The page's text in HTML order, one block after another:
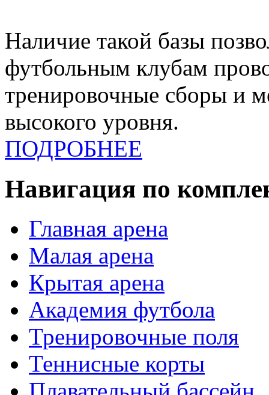
Наличие такой базы
футбольным клубам
тренировочные сборы и
высокого уровня.
ПОДРОБНЕЕ
Навигация по
Главная арена
Малая арена
Крытая арена
Академия футбола
Тренировочные поля
Теннисные корты